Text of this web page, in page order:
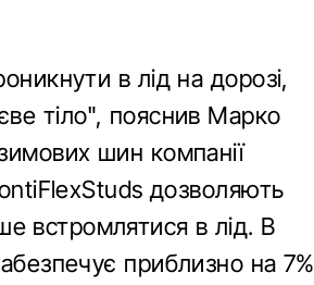
в лід на дорозі,
тіло", пояснив Марко
шин компанії
дозволяють
встромлятися в лід. В
приблизно на 7%